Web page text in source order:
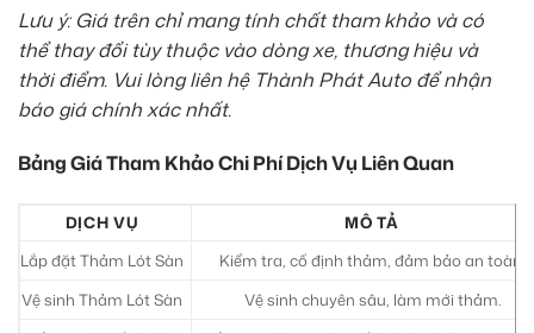
Lưu ý: Giá trên chỉ mang tính chất tham khảo và có
thể thay đổi tùy thuộc vào dòng xe, thương hiệu và
thời điểm. Vui lòng liên hệ Thành Phát Auto để nhận
báo giá chính xác nhất.
Bảng Giá Tham Khảo Chi Phí Dịch Vụ Liên Quan
DỊCH VỤ
MÔ TẢ
Lắp đặt Thảm Lót Sàn
Kiểm tra, cố định thảm, đảm bảo an toàn.
Vệ sinh Thảm Lót Sàn
Vệ sinh chuyên sâu, làm mới thảm.